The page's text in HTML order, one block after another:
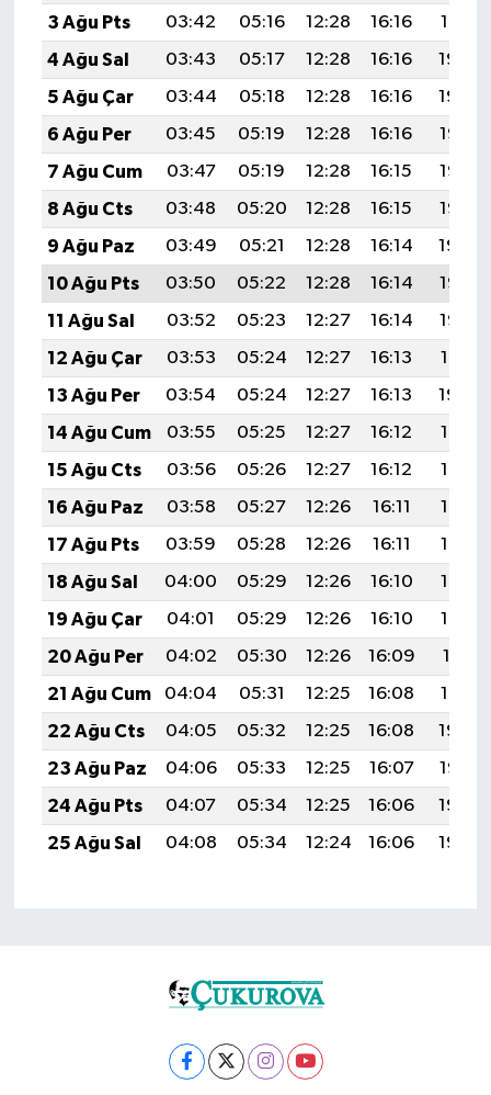
3 Ağu Pts
03:42 05:16 12:28 16:16
19:31
4 Ağu Sal
03:43 05:17 12:28 16:16
19:30
5 Ağu Çar
03:44 05:18 12:28 16:16
19:29
6 Ağu Per
03:45 05:19 12:28 16:16
19:28
7 Ağu Cum
03:47 05:19 12:28 16:15
19:27
8 Ağu Cts
03:48 05:20 12:28 16:15
19:25
9 Ağu Paz
03:49 05:21 12:28 16:14
19:24
10 Ağu Pts
03:50 05:22 12:28 16:14
19:23
11 Ağu Sal
03:52 05:23 12:27 16:14
19:22
12 Ağu Çar
03:53 05:24 12:27 16:13
19:21
13 Ağu Per
03:54 05:24 12:27 16:13
19:20
14 Ağu Cum
03:55 05:25 12:27 16:12
19:18
15 Ağu Cts
03:56 05:26 12:27 16:12
19:17
16 Ağu Paz
03:58 05:27 12:26 16:11
19:16
17 Ağu Pts
03:59 05:28 12:26 16:11
19:15
18 Ağu Sal
04:00 05:29 12:26 16:10
19:13
19 Ağu Çar
04:01 05:29 12:26 16:10
19:12
20 Ağu Per
04:02 05:30 12:26 16:09
19:11
21 Ağu Cum
04:04 05:31 12:25 16:08
19:10
22 Ağu Cts
04:05 05:32 12:25 16:08
19:08
23 Ağu Paz
04:06 05:33 12:25 16:07
19:07
24 Ağu Pts
04:07 05:34 12:25 16:06
19:06
25 Ağu Sal
04:08 05:34 12:24 16:06 19:04